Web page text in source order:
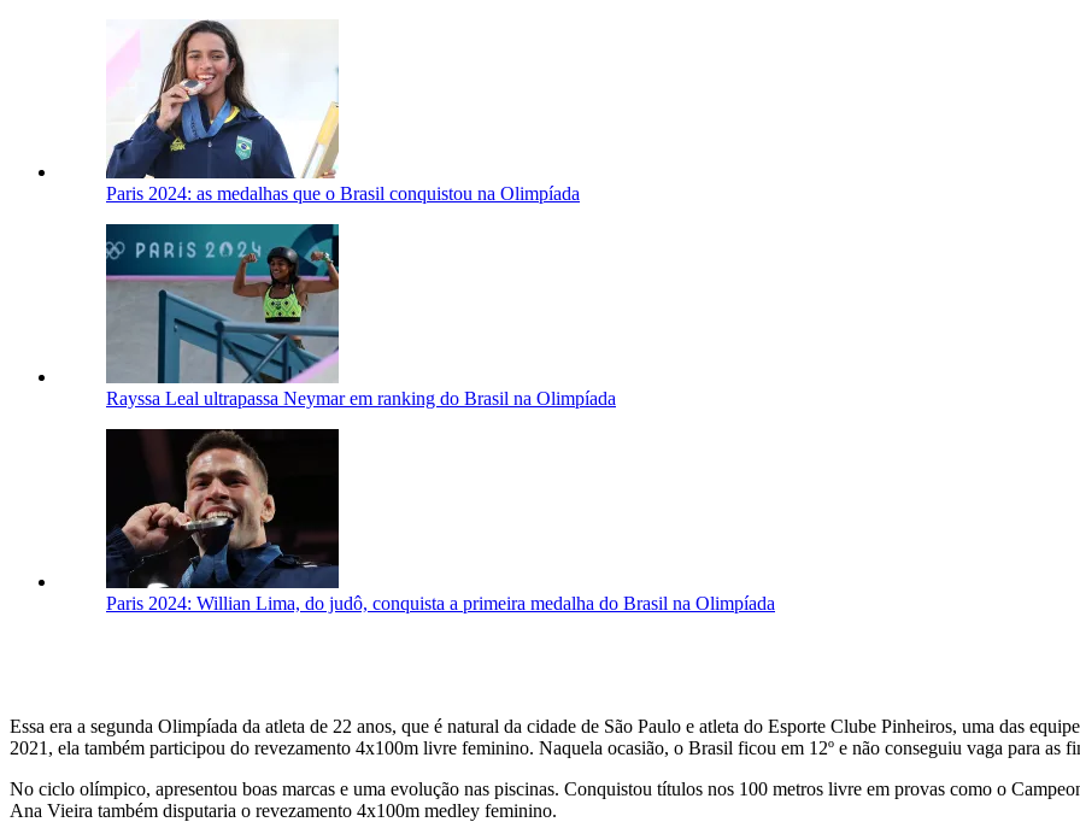
Paris 2024: as medalhas que o Brasil conquistou na Olimpíada
Rayssa Leal ultrapassa Neymar em ranking do Brasil na Olimpíada
Paris 2024: Willian Lima, do judô, conquista a primeira medalha do Brasil na Olimpíada
Essa era a segunda Olimpíada da atleta de 22 anos, que é natural da cidade de São Paulo e atleta do Esporte Clube Pinheiros, uma das
2021, ela também participou do revezamento 4x100m livre feminino. Naquela ocasião, o Brasil ficou em 12º e não conseguiu vaga para as
No ciclo olímpico, apresentou boas marcas e uma evolução nas piscinas. Conquistou títulos nos 100 metros livre em provas como o
Ana Vieira também disputaria o revezamento 4x100m medley feminino.